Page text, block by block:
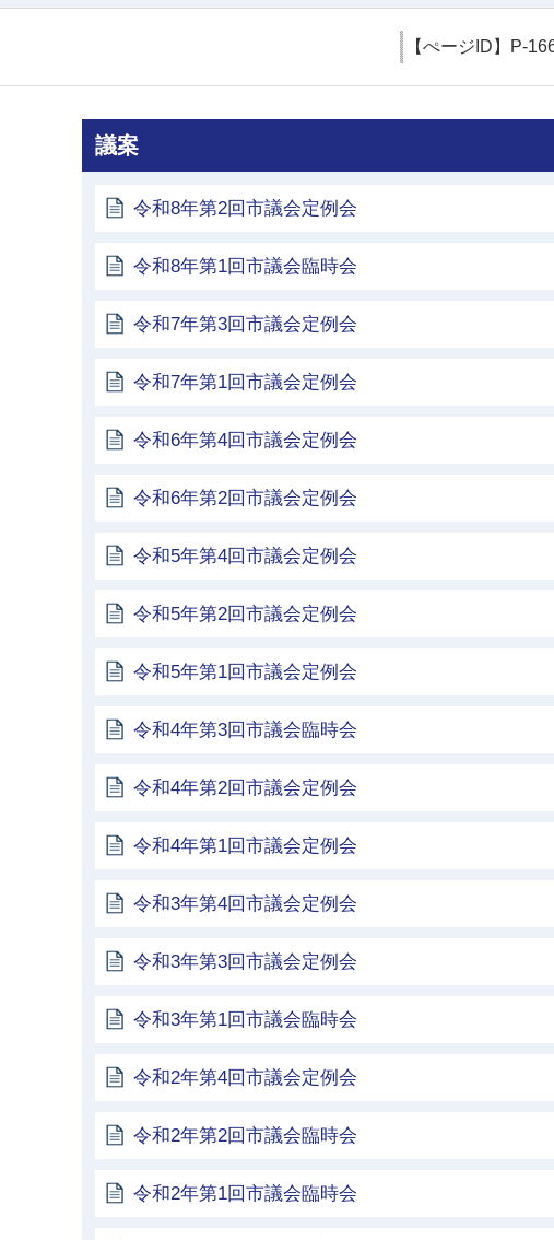
【ぺージID】 P-
議案
令和8年第2回市議会定例会
令和8年第1回市議会臨時会
令和7年第3回市議会定例会
令和7年第1回市議会定例会
令和6年第4回市議会定例会
令和6年第2回市議会定例会
令和5年第4回市議会定例会
令和5年第2回市議会定例会
令和5年第1回市議会定例会
令和4年第3回市議会臨時会
令和4年第2回市議会定例会
令和4年第1回市議会定例会
令和3年第4回市議会定例会
令和3年第3回市議会定例会
令和3年第1回市議会臨時会
令和2年第4回市議会定例会
令和2年第2回市議会臨時会
令和2年第1回市議会臨時会